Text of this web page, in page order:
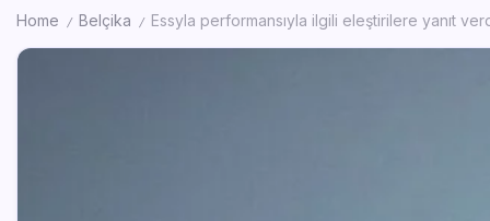
Home / Belçika / Essyla performansıyla ilgili eleştirilere yanıt